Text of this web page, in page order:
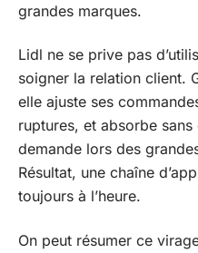
grandes marques.
Lidl ne se prive pas
soigner la relation client.
elle ajuste ses
ruptures, et absorbe
demande lors des
Résultat, une chaîne
toujours à l’heure.
On peut résumer ce